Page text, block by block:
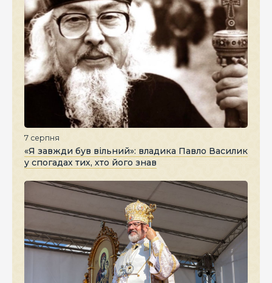
7 серпня
«Я завжди був вільний»: владика Павло Василик
у спогадах тих, хто його знав